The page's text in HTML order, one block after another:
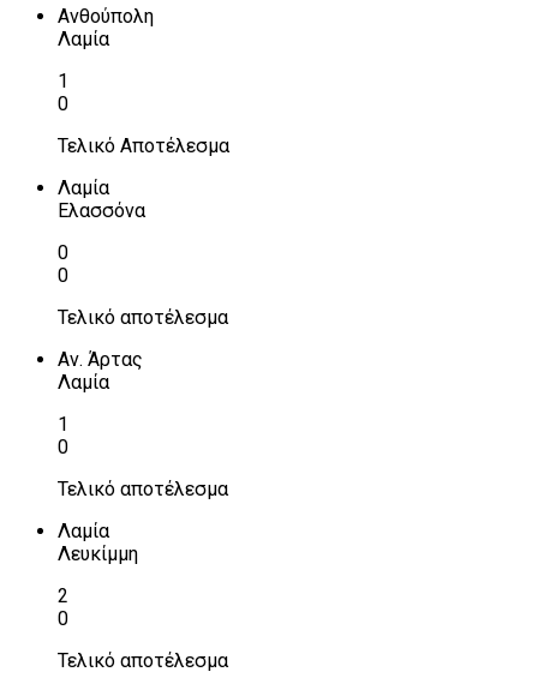
Ανθούπολη
Λαμία
1
0
Τελικό Αποτέλεσμα
Λαμία
Ελασσόνα
0
0
Τελικό αποτέλεσμα
Αν. Άρτας
Λαμία
1
0
Τελικό αποτέλεσμα
Λαμία
Λευκίμμη
2
0
Τελικό αποτέλεσμα